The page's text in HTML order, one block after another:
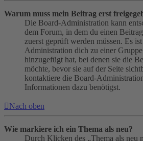
Warum muss mein Beitrag erst
Die Board-Administration kann
dem Forum, in dem du einen
zuerst geprüft werden müssen. Es
Administration dich zu einer
hinzugefügt hat, bei denen sie die
möchte, bevor sie auf der Seite
kontaktiere die Board-
Informationen dazu benötigst.
Nach oben
Wie markiere ich ein Thema als neu?
Durch Klicken des „Thema als neu